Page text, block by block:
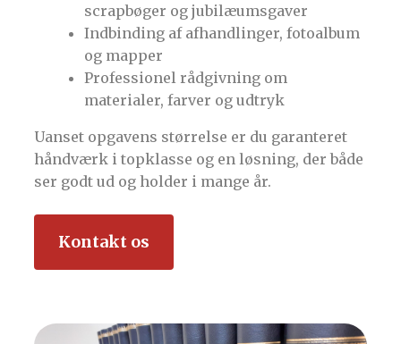
scrapbøger og jubilæumsgaver
Indbinding af afhandlinger, fotoalbum
og mapper
Professionel rådgivning om
materialer, farver og udtryk
Uanset opgavens størrelse er du garanteret
håndværk i topklasse og en løsning, der både
ser godt ud og holder i mange år.
Kontakt os